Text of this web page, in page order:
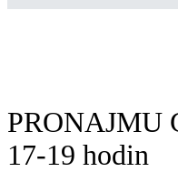
PRONAJMU
17-19 hodin